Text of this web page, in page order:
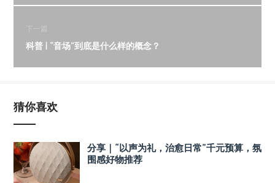
下一篇
科普 | “音场”到底是什么样的概念？
猜你喜欢
分享｜“以声为礼，治愈日常”千元预算，氛
围感好物推荐